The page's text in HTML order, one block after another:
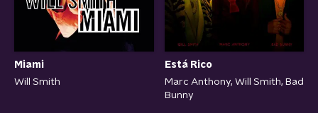
Miami
Will Smith
Está Rico
Marc Anthony, Will Smith, Bad
Bunny